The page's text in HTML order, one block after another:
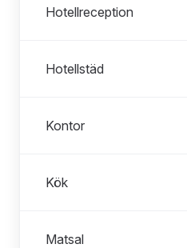
Hotellreception
Hotellstäd
Kontor
Kök
Matsal